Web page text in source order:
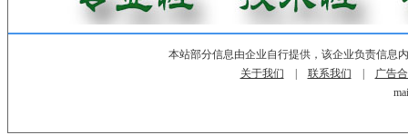
本站部分信息由企业自行提供，该企业负责信息
关于我们
联系我们
广告